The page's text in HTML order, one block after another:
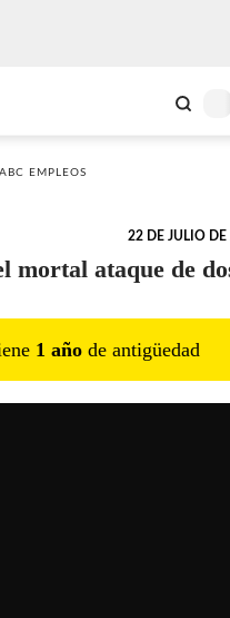
ABC EMPLEOS
22 DE JULIO
mortal ataque de
1 año de antigüedad